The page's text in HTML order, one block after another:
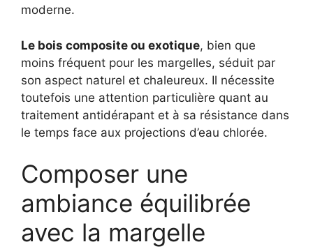
moderne.
Le bois composite ou exotique, bien que
moins fréquent pour les margelles, séduit par
son aspect naturel et chaleureux. Il nécessite
toutefois une attention particulière quant au
traitement antidérapant et à sa résistance dans
le temps face aux projections d’eau chlorée.
Composer une
ambiance équilibrée
avec la margelle